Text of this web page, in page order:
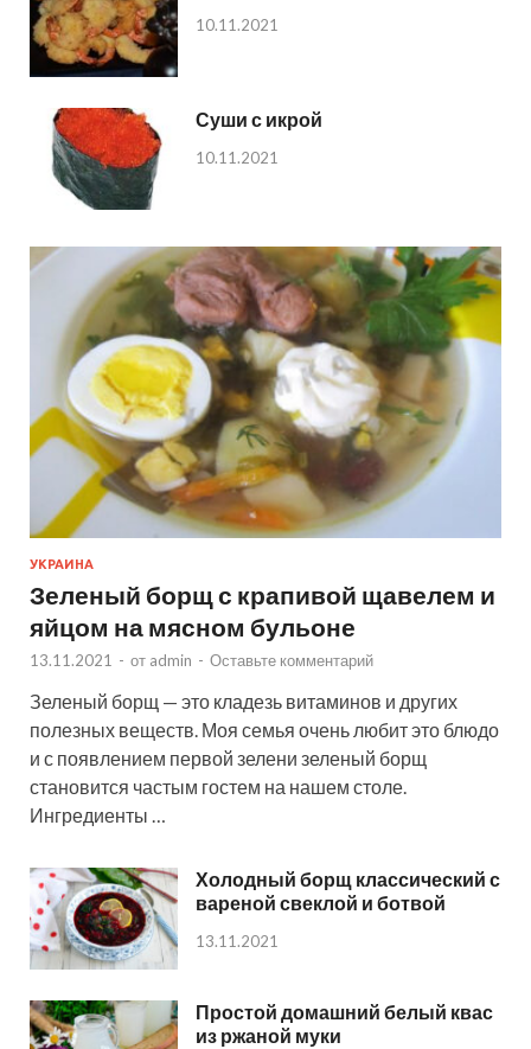
10.11.2021
Суши с икрой
10.11.2021
УКРАИНА
Зеленый борщ с крапивой щавелем и
яйцом на мясном бульоне
13.11.2021 - от admin - Оставьте комментарий
Зеленый борщ — это кладезь витаминов и других
полезных веществ. Моя семья очень любит это блюдо
и с появлением первой зелени зеленый борщ
становится частым гостем на нашем столе.
Ингредиенты …
Холодный борщ классический с
вареной свеклой и ботвой
13.11.2021
Простой домашний белый квас
из ржаной муки